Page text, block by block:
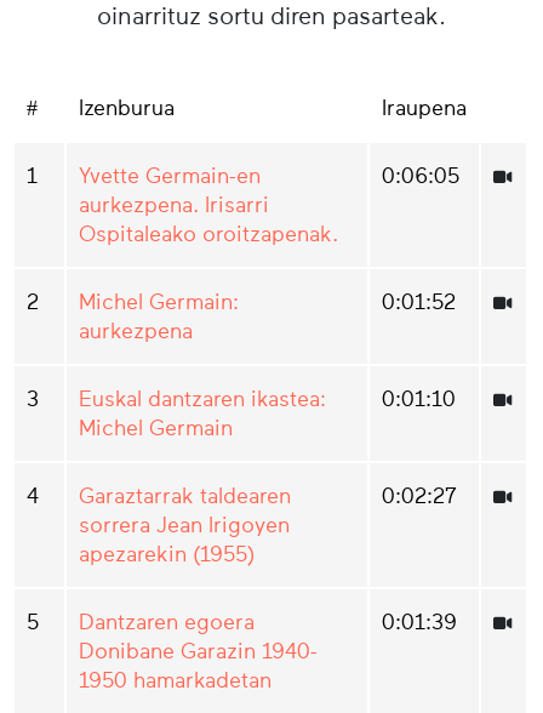
oinarrituz sortu diren pasarteak.
# Izenburua Iraupena
1
Yvette Germain-en
aurkezpena. Irisarri
Ospitaleako oroitzapenak.
0:06:05
2
Michel Germain:
aurkezpena
0:01:52
3
Euskal dantzaren ikastea:
Michel Germain
0:01:10
4
Garaztarrak taldearen
sorrera Jean Irigoyen
apezarekin (1955)
0:02:27
5
Dantzaren egoera
Donibane Garazin 1940-
1950 hamarkadetan
0:01:39